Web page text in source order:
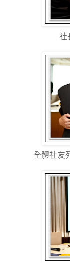
社
全體社友